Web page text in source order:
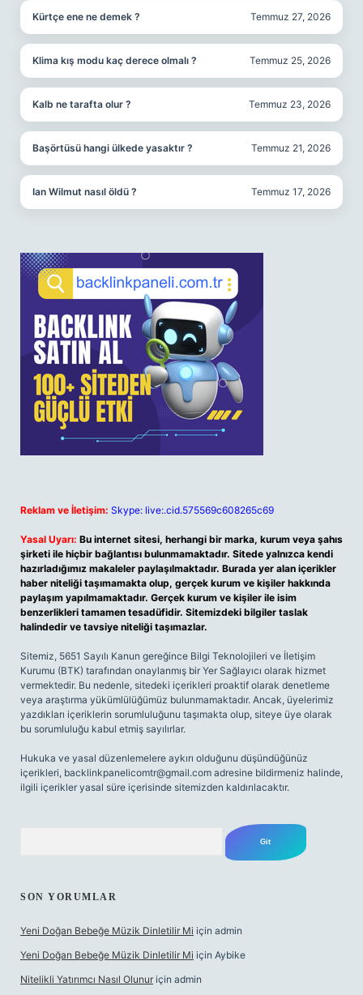
Kürtçe ene ne demek ? Temmuz 27, 2026
Klima kış modu kaç derece olmalı ? Temmuz 25, 2026
Kalb ne tarafta olur ? Temmuz 23, 2026
Başörtüsü hangi ülkede yasaktır ? Temmuz 21, 2026
Ian Wilmut nasıl öldü ? Temmuz 17, 2026
Reklam ve İletişim: Skype: live:.cid.575569c608265c69
Yasal Uyarı: Bu internet sitesi, herhangi bir marka, kurum veya şahıs
şirketi ile hiçbir bağlantısı bulunmamaktadır. Sitede yalnızca kendi
hazırladığımız makaleler paylaşılmaktadır. Burada yer alan içerikler
haber niteliği taşımamakta olup, gerçek kurum ve kişiler hakkında
paylaşım yapılmamaktadır. Gerçek kurum ve kişiler ile isim
benzerlikleri tamamen tesadüfidir. Sitemizdeki bilgiler taslak
halindedir ve tavsiye niteliği taşımazlar.
Sitemiz, 5651 Sayılı Kanun gereğince Bilgi Teknolojileri ve İletişim
Kurumu (BTK) tarafından onaylanmış bir Yer Sağlayıcı olarak hizmet
vermektedir. Bu nedenle, sitedeki içerikleri proaktif olarak denetleme
veya araştırma yükümlülüğümüz bulunmamaktadır. Ancak, üyelerimiz
yazdıkları içeriklerin sorumluluğunu taşımakta olup, siteye üye olarak
bu sorumluluğu kabul etmiş sayılırlar.
Hukuka ve yasal düzenlemelere aykırı olduğunu düşündüğünüz
içerikleri, backlinkpanelicomtr@gmail.com adresine bildirmeniz halinde,
ilgili içerikler yasal süre içerisinde sitemizden kaldırılacaktır.
SON YORUMLAR
Yeni Doğan Bebeğe Müzik Dinletilir Mi için admin
Yeni Doğan Bebeğe Müzik Dinletilir Mi için Aybike
Nitelikli Yatırımcı Nasıl Olunur için admin